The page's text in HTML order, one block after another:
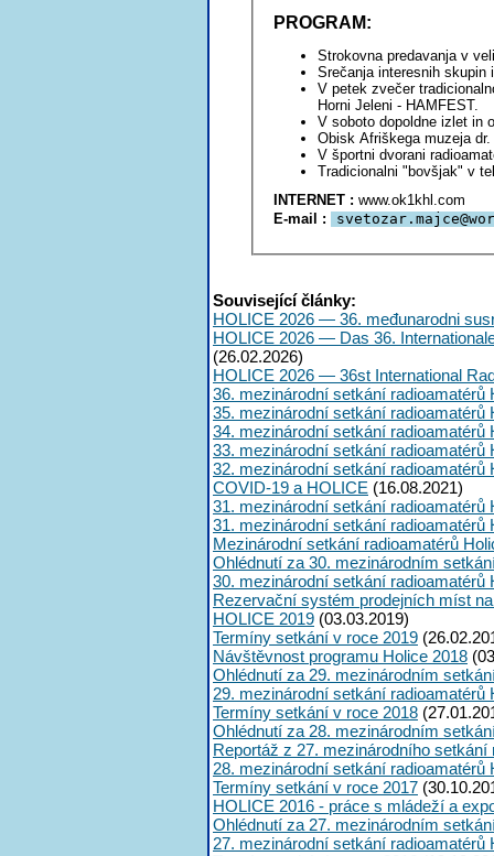
PROGRAM:
Strokovna predavanja v
Srečanja interesnih
V petek zvečer
Horni Jeleni - HAMFEST.
V soboto dopoldne izlet in
V športni dvorani
Tradicionalni "bovšjak" v
INTERNET :www.ok1khl.com
E-mail :
svetozar.majc
Související články:
HOLICE 2026 — 36. međunarodni
HOLICE 2026 — Das 36.
(26.02.2026)
HOLICE 2026 — 36st International
36. mezinárodní setkání radioamatérů
35. mezinárodní setkání radioamatérů
34. mezinárodní setkání radioamatérů
33. mezinárodní setkání radioamatérů
32. mezinárodní setkání radioamatérů
COVID-19 a HOLICE (16.08.2021)
31. mezinárodní setkání radioamatérů
31. mezinárodní setkání radioamatérů
Mezinárodní setkání radioamatérů
Ohlédnutí za 30. mezinárodním
30. mezinárodní setkání radioamatérů
Rezervační systém prodejních míst
HOLICE 2019 (03.03.2019)
Termíny setkání v roce 2019
Návštěvnost programu Holice 2018
Ohlédnutí za 29. mezinárodním
29. mezinárodní setkání radioamatérů
Termíny setkání v roce 2018
Ohlédnutí za 28. mezinárodním
Reportáž z 27. mezinárodního setkání
28. mezinárodní setkání radioamatérů
Termíny setkání v roce 2017
HOLICE 2016 - práce s mládeží a
Ohlédnutí za 27. mezinárodním
27. mezinárodní setkání radioamatérů